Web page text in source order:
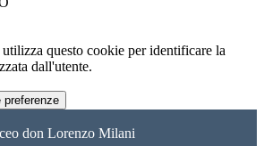
questo cookie per identificare la
dall'utente.
preferenze
don Lorenzo Milani